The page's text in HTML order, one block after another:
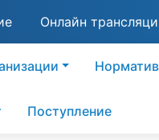
Онлайн
Поступление